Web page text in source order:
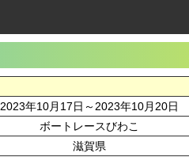
2023年10月17日～2023年10月20日
ボートレースびわこ
滋賀県